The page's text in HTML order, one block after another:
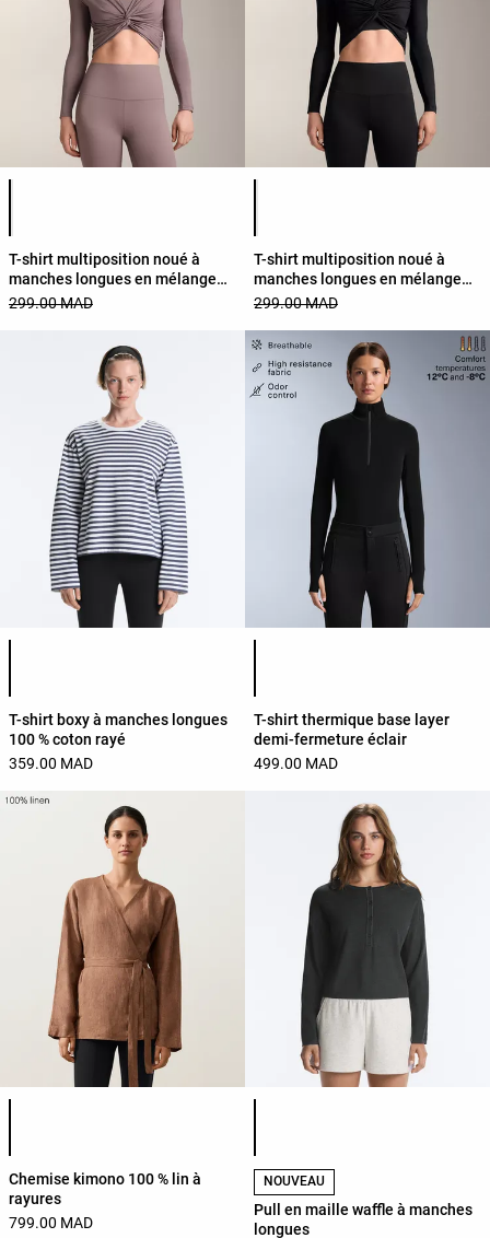
T-shirt multiposition noué à
manches longues en mélange
de lyocell
299.00 MAD
T-shirt multiposition noué à
manches longues en mélange
de lyocell
299.00 MAD
Liste des couleurs du produit
T-shirt boxy à manches longues
100 % coton rayé
359.00 MAD
Liste des couleurs du produit
T-shirt thermique base layer
demi-fermeture éclair
499.00 MAD
Liste des couleurs du produit
Chemise kimono 100 % lin à
rayures
799.00 MAD
Liste des couleurs du produit
NOUVEAU
Pull en maille waffle à manches
longues